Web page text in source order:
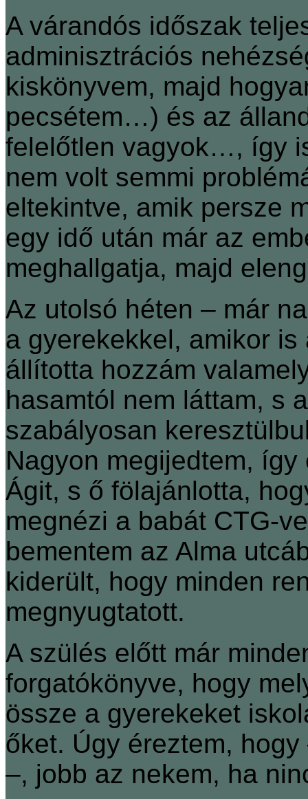
A várandós időszak
adminisztrációs
kiskönyvem, majd
pecsétem…) és az
felelőtlen vagyok…, így
nem volt semmi
eltekintve, amik persze
egy idő után már az
meghallgatja, majd
Az utolsó héten ‒ már
a gyerekekkel, amikor
állította hozzám
hasamtól nem láttam, s
szabályosan
Nagyon megijedtem,
Ágit, s ő fölajánlotta,
megnézi a babát CTG-
bementem az Alma
kiderült, hogy minden
megnyugtatott.
A szülés előtt már
forgatókönyve, hogy
össze a gyerekeket
őket. Úgy éreztem,
‒, jobb az nekem, ha